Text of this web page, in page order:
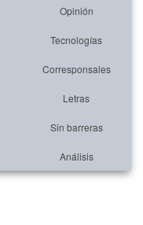
Opinión
Tecnologías
Corresponsales
Letras
Sin barreras
Análisis